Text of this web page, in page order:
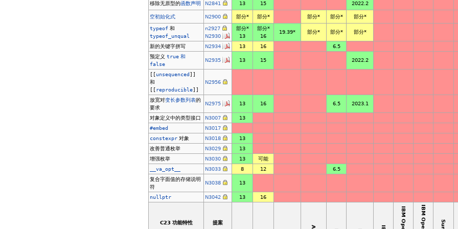
移除无原型的函数声明 N2841 13 15 2022.2
空初始化式 N2900 部分* 部分* 部分* 部分* 部分*
typeof 和
typeof_unqual
n2927
N2930
部分*
13
部分*
16
19.39* 部分* 部分* 部分*
新的关键字拼写 N2934 13 16
6.5
预定义true 和
false
N2935 13 15 2022.2
[[unsequenced]]
和
[[reproducible]]
N2956
放宽对变长参数列表的
要求
N2975 13 16 6.5 2023.1
对象定义中的类型接口 N3007
13
#embed
N3017
constexpr 对象 N3018
13
改善普通枚举
N3029
13
增强枚举
N3030 13
可能
__va_opt__
N3033 8 12
6.5
复合字面值的存储说明
符
N3038 13
nullptr N3042 13 16
C23 功能特性 提案